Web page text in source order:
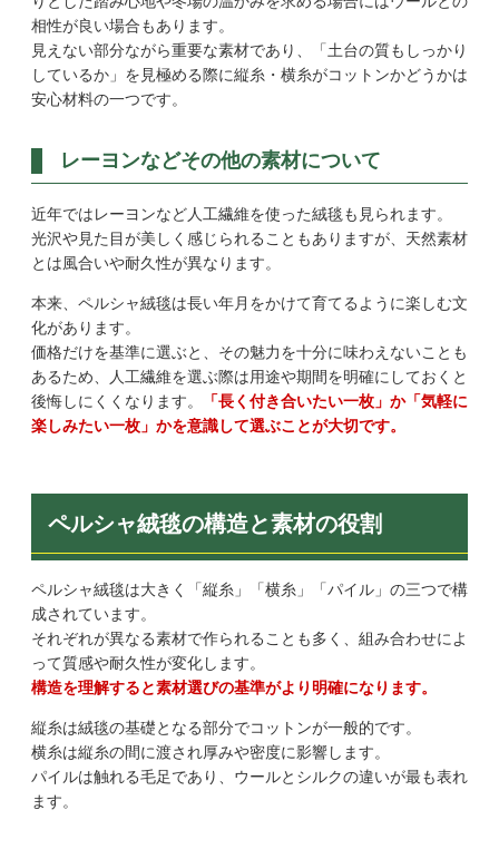
相性が良い場合もあります。
見えない部分ながら重要な素材であり、「土台の質もしっかり
しているか」を見極める際に縦糸・横糸がコットンかどうかは
安心材料の一つです。
レーヨンなどその他の素材について
近年ではレーヨンなど人工繊維を使った絨毯も見られます。
光沢や見た目が美しく感じられることもありますが、天然素材
とは風合いや耐久性が異なります。
本来、ペルシャ絨毯は長い年月をかけて育てるように楽しむ文
化があります。
価格だけを基準に選ぶと、その魅力を十分に味わえないことも
あるため、人工繊維を選ぶ際は用途や期間を明確にしておくと
後悔しにくくなります。
「長く付き合いたい一枚」か「気軽に
楽しみたい一枚」かを意識して選ぶことが大切です。
ペルシャ絨毯の構造と素材の役割
ペルシャ絨毯は大きく「縦糸」「横糸」「パイル」の三つで構
成されています。
それぞれが異なる素材で作られることも多く、組み合わせによ
って質感や耐久性が変化します。
構造を理解すると素材選びの基準がより明確になります。
縦糸は絨毯の基礎となる部分でコットンが一般的です。
横糸は縦糸の間に渡され厚みや密度に影響します。
パイルは触れる毛足であり、ウールとシルクの違いが最も表れ
ます。